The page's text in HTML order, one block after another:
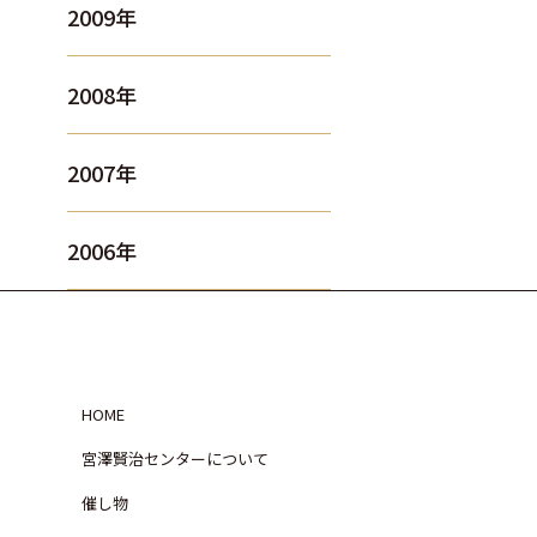
2009年
2008年
2007年
2006年
HOME
宮澤賢治センターについて
催し物